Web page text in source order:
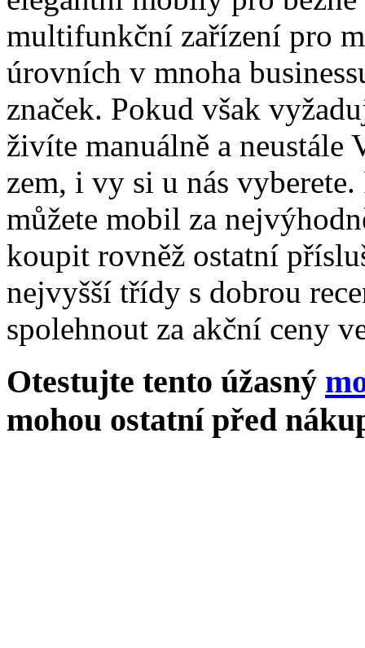
multifunkční zařízení pro
úrovních v mnoha
značek. Pokud však
živíte manuálně a neustále
zem, i vy si u nás
můžete mobil za
koupit rovněž ostatní
nejvyšší třídy s dobrou
spolehnout za akční ceny
Otestujte tento úžasný
mohou ostatní před